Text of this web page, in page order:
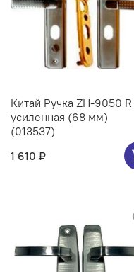
Китай Ручка ZH-9050 R
усиленная (68 мм)
(013537)
1 610 ₽